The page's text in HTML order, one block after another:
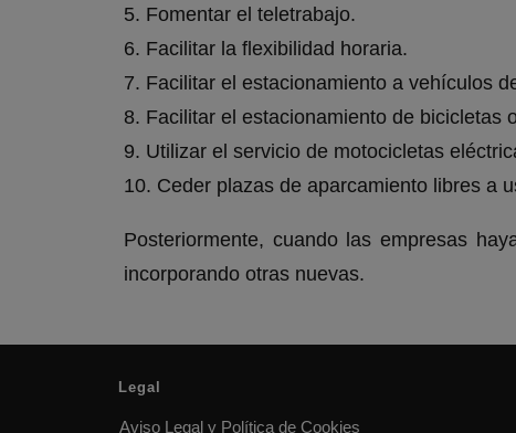
5. Fomentar el teletrabajo.
6. Facilitar la flexibilidad horaria.
7. Facilitar el estacionamiento a vehículos
8. Facilitar el estacionamiento de bicicletas
9. Utilizar el servicio de motocicletas
10. Ceder plazas de aparcamiento libres a
Posteriormente, cuando las empresas
incorporando otras nuevas.
Legal
Aviso Legal y Política de Cookies